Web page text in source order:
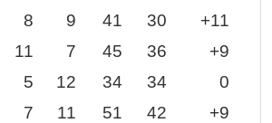
8 9 41 30
+11
11 7 45 36
+9
5 12 34 34
0
7 11 51 42
+9